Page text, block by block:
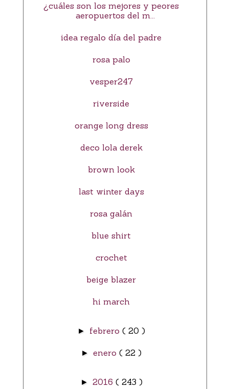
¿cuáles son los mejores y peores
aeropuertos del m...
idea regalo día del padre
rosa palo
vesper247
riverside
orange long dress
deco lola derek
brown look
last winter days
rosa galán
blue shirt
crochet
beige blazer
hi march
► febrero ( 20 )
► enero ( 22 )
► 2016 ( 243 )